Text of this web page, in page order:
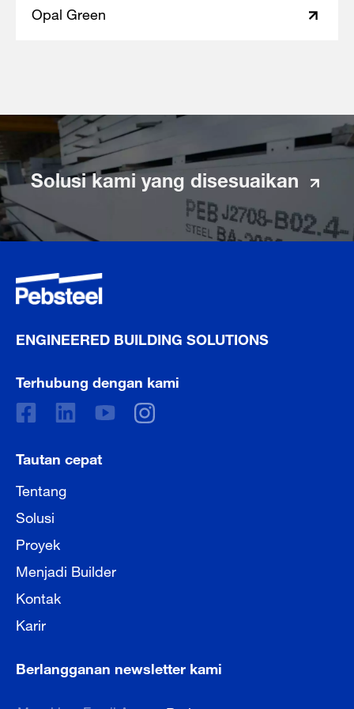
Opal Green
Solusi kami yang disesuaikan
ENGINEERED BUILDING SOLUTIONS
Terhubung dengan kami
Tautan cepat
Tentang
Solusi
Proyek
Menjadi Builder
Kontak
Karir
Berlangganan newsletter kami